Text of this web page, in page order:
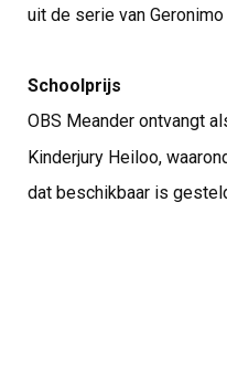
uit de serie van
Schoolprijs
OBS Meander ontvangt
Kinderjury Heiloo,
dat beschikbaar is